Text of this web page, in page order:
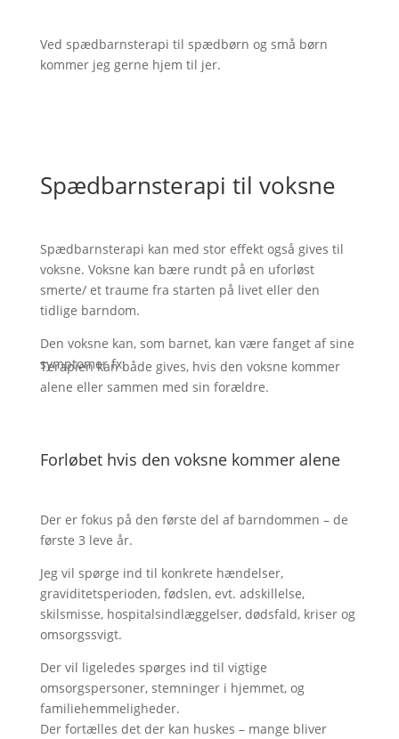
Ved spædbarnsterapi til spædbørn og små børn
kommer jeg gerne hjem til jer.
Spædbarnsterapi til voksne
Spædbarnsterapi kan med stor effekt også gives til
voksne. Voksne kan bære rundt på en uforløst
smerte/ et traume fra starten på livet eller den
tidlige barndom.
Den voksne kan, som barnet, kan være fanget af sine
symptomer fx:
Terapien kan både gives, hvis den voksne kommer
alene eller sammen med sin forældre.
Forløbet hvis den voksne kommer alene
Der er fokus på den første del af barndommen – de
første 3 leve år.
Jeg vil spørge ind til konkrete hændelser,
graviditetsperioden, fødslen, evt. adskillelse,
skilsmisse, hospitalsindlæggelser, dødsfald, kriser og
omsorgssvigt.
Der vil ligeledes spørges ind til vigtige
omsorgspersoner, stemninger i hjemmet, og
familiehemmeligheder.
Der fortælles det der kan huskes – mange bliver